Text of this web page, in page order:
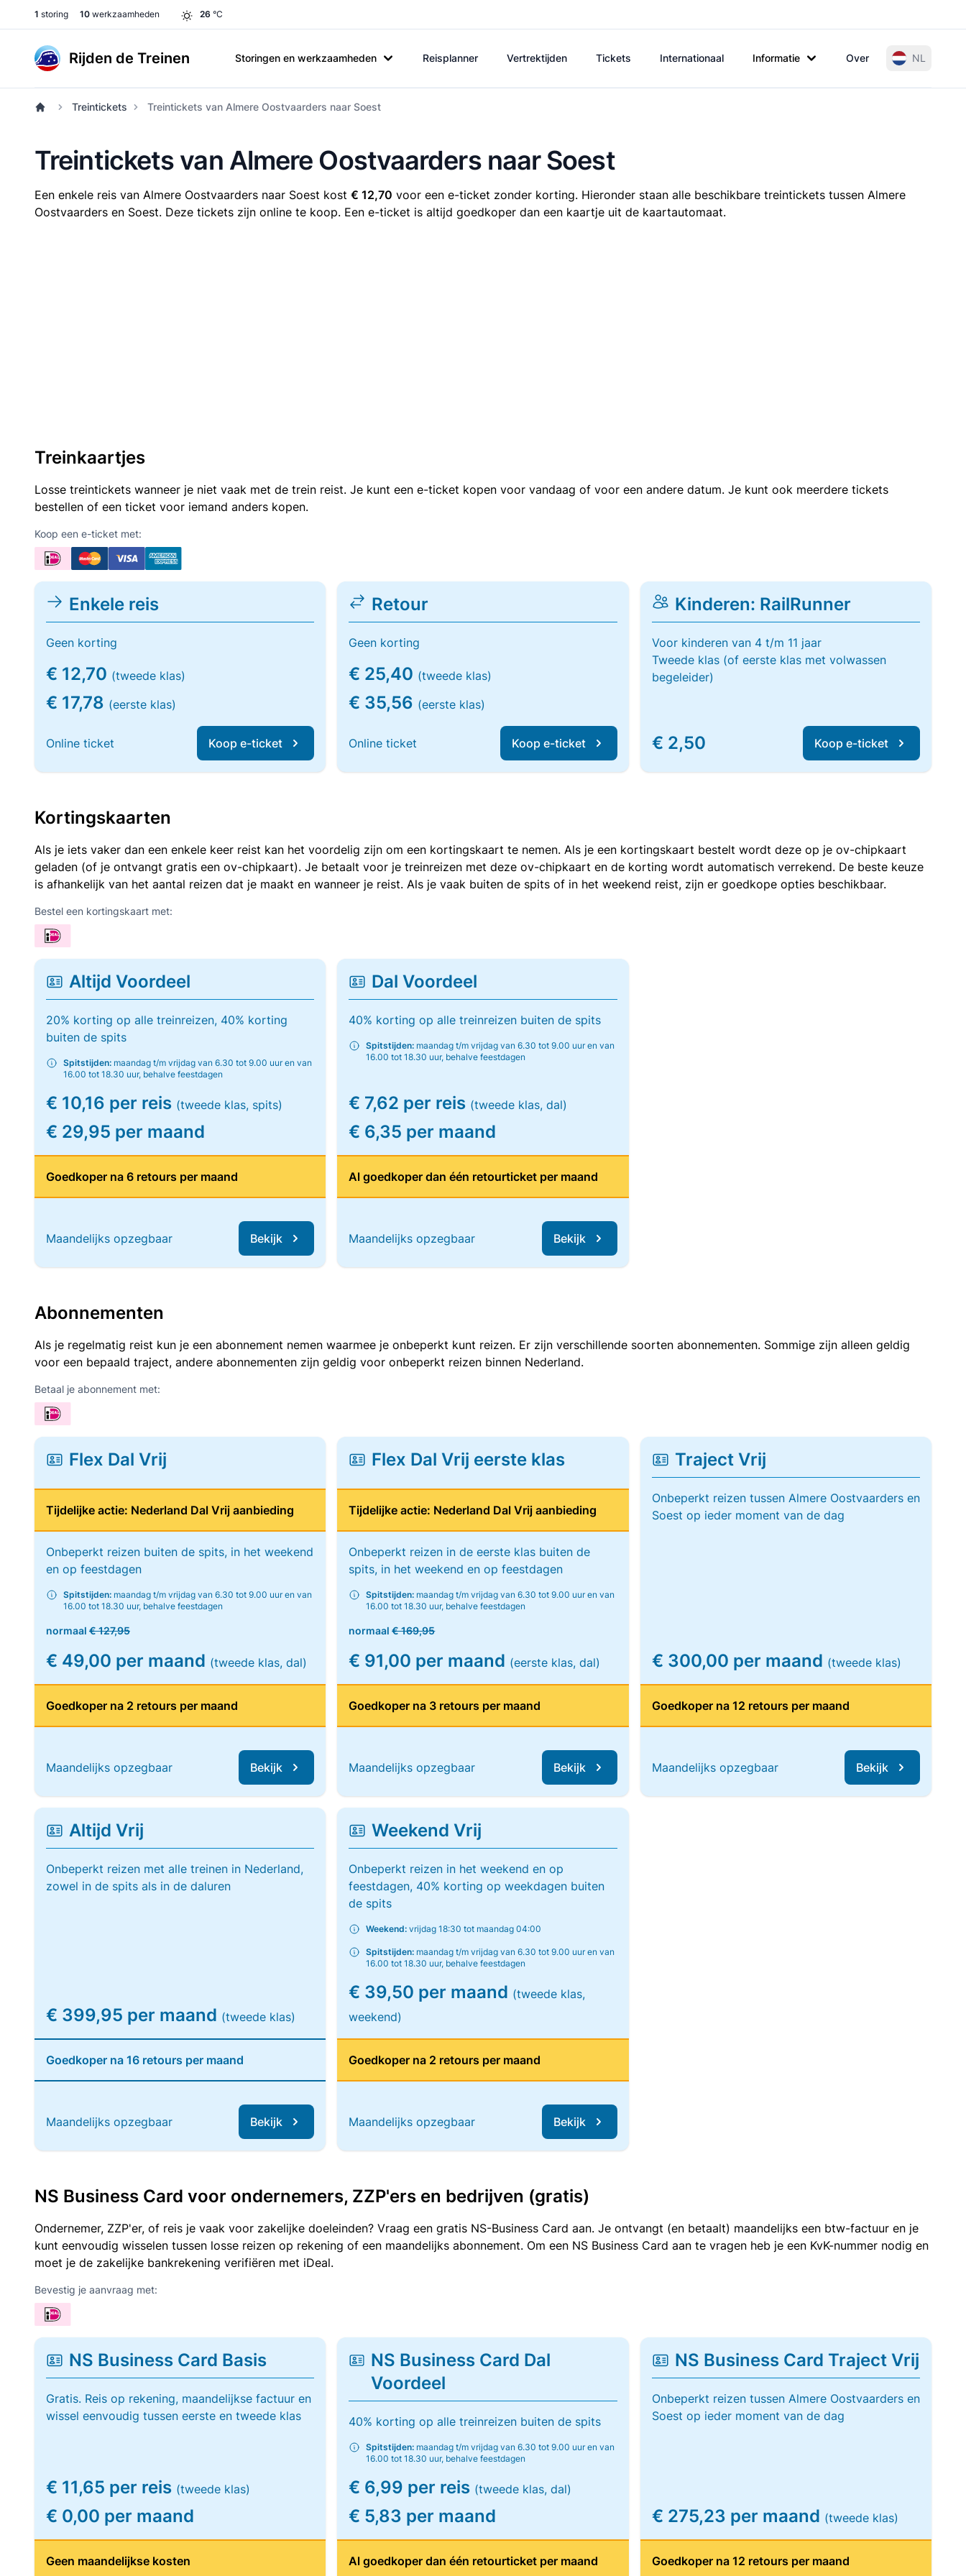
1 storing 10 werkzaamheden 26 °C
Rijden de Treinen Storingen en werkzaamheden Reisplanner Vertrektijden Tickets Internationaal Informatie Over NL
Treintickets Treintickets van Almere Oostvaarders naar Soest
Treintickets van Almere Oostvaarders naar Soest
Een enkele reis van Almere Oostvaarders naar Soest kost € 12,70 voor een e-ticket zonder korting. Hieronder staan alle beschikbare treintickets tussen Almere
Oostvaarders en Soest. Deze tickets zijn online te koop. Een e-ticket is altijd goedkoper dan een kaartje uit de kaartautomaat.
Treinkaartjes
Losse treintickets wanneer je niet vaak met de trein reist. Je kunt een e-ticket kopen voor vandaag of voor een andere datum. Je kunt ook meerdere tickets
bestellen of een ticket voor iemand anders kopen.
Koop een e-ticket met:
Enkele reis
Geen korting
€ 12,70 (tweede klas)
€ 17,78 (eerste klas)
Online ticket Koop e-ticket
Retour
Geen korting
€ 25,40 (tweede klas)
€ 35,56 (eerste klas)
Online ticket Koop e-ticket
Kinderen: RailRunner
Voor kinderen van 4 t/m 11 jaar
Tweede klas (of eerste klas met volwassen
begeleider)
€ 2,50 Koop e-ticket
Kortingskaarten
Als je iets vaker dan een enkele keer reist kan het voordelig zijn om een kortingskaart te nemen. Als je een kortingskaart bestelt wordt deze op je ov-chipkaart
geladen (of je ontvangt gratis een ov-chipkaart). Je betaalt voor je treinreizen met deze ov-chipkaart en de korting wordt automatisch verrekend. De beste keuze
is afhankelijk van het aantal reizen dat je maakt en wanneer je reist. Als je vaak buiten de spits of in het weekend reist, zijn er goedkope opties beschikbaar.
Bestel een kortingskaart met:
Altijd Voordeel
20% korting op alle treinreizen, 40% korting
buiten de spits
Spitstijden: maandag t/m vrijdag van 6.30 tot 9.00 uur en van
16.00 tot 18.30 uur, behalve feestdagen
€ 10,16 per reis (tweede klas, spits)
€ 29,95 per maand
Goedkoper na 6 retours per maand
Maandelijks opzegbaar Bekijk
Dal Voordeel
40% korting op alle treinreizen buiten de spits
Spitstijden: maandag t/m vrijdag van 6.30 tot 9.00 uur en van
16.00 tot 18.30 uur, behalve feestdagen
€ 7,62 per reis (tweede klas, dal)
€ 6,35 per maand
Al goedkoper dan één retourticket per maand
Maandelijks opzegbaar Bekijk
Abonnementen
Als je regelmatig reist kun je een abonnement nemen waarmee je onbeperkt kunt reizen. Er zijn verschillende soorten abonnementen. Sommige zijn alleen geldig
voor een bepaald traject, andere abonnementen zijn geldig voor onbeperkt reizen binnen Nederland.
Betaal je abonnement met:
Flex Dal Vrij
Tijdelijke actie: Nederland Dal Vrij aanbieding
Onbeperkt reizen buiten de spits, in het weekend
en op feestdagen
Spitstijden: maandag t/m vrijdag van 6.30 tot 9.00 uur en van
16.00 tot 18.30 uur, behalve feestdagen
normaal € 127,95
€ 49,00 per maand (tweede klas, dal)
Goedkoper na 2 retours per maand
Maandelijks opzegbaar Bekijk
Flex Dal Vrij eerste klas
Tijdelijke actie: Nederland Dal Vrij aanbieding
Onbeperkt reizen in de eerste klas buiten de
spits, in het weekend en op feestdagen
Spitstijden: maandag t/m vrijdag van 6.30 tot 9.00 uur en van
16.00 tot 18.30 uur, behalve feestdagen
normaal€ 169,95
€ 91,00 per maand (eerste klas, dal)
Goedkoper na 3 retours per maand
Maandelijks opzegbaar Bekijk
Traject Vrij
Onbeperkt reizen tussen Almere Oostvaarders en
Soest op ieder moment van de dag
€ 300,00 per maand (tweede klas)
Goedkoper na 12 retours per maand
Maandelijks opzegbaar Bekijk
Altijd Vrij
Onbeperkt reizen met alle treinen in Nederland,
zowel in de spits als in de daluren
€ 399,95 per maand (tweede klas)
Goedkoper na 16 retours per maand
Maandelijks opzegbaar Bekijk
Weekend Vrij
Onbeperkt reizen in het weekend en op
feestdagen, 40% korting op weekdagen buiten
de spits
Weekend: vrijdag 18:30 tot maandag 04:00
Spitstijden: maandag t/m vrijdag van 6.30 tot 9.00 uur en van
16.00 tot 18.30 uur, behalve feestdagen
€ 39,50 per maand (tweede klas,
weekend)
Goedkoper na 2 retours per maand
Maandelijks opzegbaar Bekijk
NS Business Card voor ondernemers, ZZP'ers en bedrijven (gratis)
Ondernemer, ZZP'er, of reis je vaak voor zakelijke doeleinden? Vraag een gratis NS-Business Card aan. Je ontvangt (en betaalt) maandelijks een btw-factuur en je
kunt eenvoudig wisselen tussen losse reizen op rekening of een maandelijks abonnement. Om een NS Business Card aan te vragen heb je een KvK-nummer nodig en
moet je de zakelijke bankrekening verifiëren met iDeal.
Bevestig je aanvraag met:
NS Business Card Basis
Gratis. Reis op rekening, maandelijkse factuur en
wissel eenvoudig tussen eerste en tweede klas
€ 11,65 per reis (tweede klas)
€ 0,00 per maand
Geen maandelijkse kosten
NS Business Card Dal
Voordeel
40% korting op alle treinreizen buiten de spits
Spitstijden: maandag t/m vrijdag van 6.30 tot 9.00 uur en van
16.00 tot 18.30 uur, behalve feestdagen
€ 6,99 per reis (tweede klas, dal)
€ 5,83 per maand
Al goedkoper dan één retourticket per maand
NS Business Card Traject Vrij
Onbeperkt reizen tussen Almere Oostvaarders en
Soest op ieder moment van de dag
€ 275,23 per maand (tweede klas)
Goedkoper na 12 retours per maand